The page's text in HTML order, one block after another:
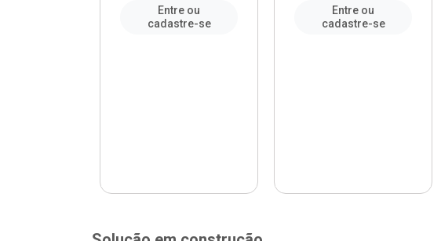
Entre ou
cadastre-se
Entre ou
cadastre-se